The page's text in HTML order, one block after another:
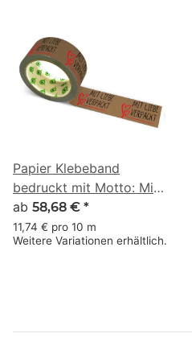
Papier Klebeband
bedruckt mit Motto: Mit
Liebe verpackt & Herz-
Schleife - 50 m braun
ab 58,68 € *
11,74 € pro 10 m
Weitere Variationen erhältlich.